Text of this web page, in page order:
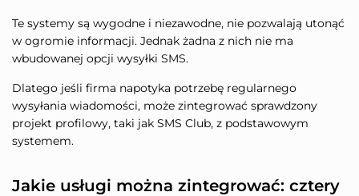
Te systemy są wygodne i niezawodne, nie pozwalają utonąć
w ogromie informacji. Jednak żadna z nich nie ma
wbudowanej opcji wysyłki SMS.
Dlatego jeśli firma napotyka potrzebę regularnego
wysyłania wiadomości, może zintegrować sprawdzony
projekt profilowy, taki jak SMS Club, z podstawowym
systemem.
Jakie usługi można zintegrować: cztery